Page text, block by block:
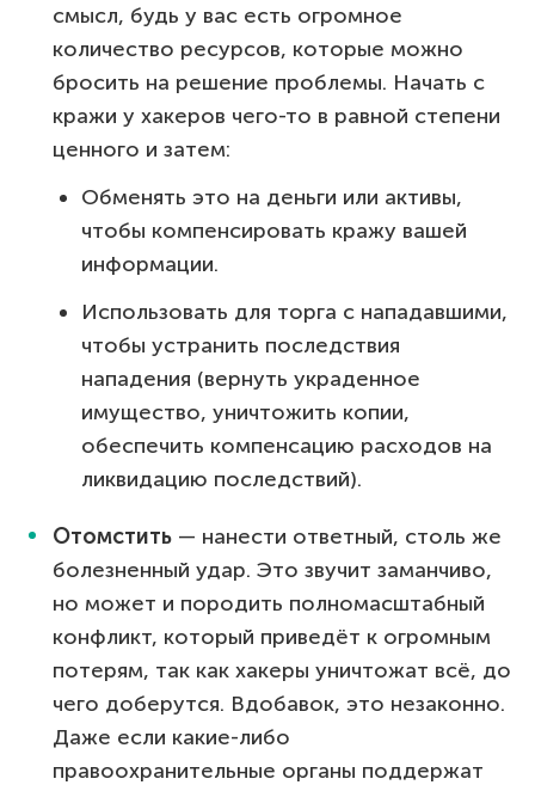
смысл, будь у вас есть огромное
количество ресурсов, которые можно
бросить на решение проблемы. Начать с
кражи у хакеров чего-то в равной степени
ценного и затем:
Обменять это на деньги или активы,
чтобы компенсировать кражу вашей
информации.
Использовать для торга с нападавшими,
чтобы устранить последствия
нападения (вернуть украденное
имущество, уничтожить копии,
обеспечить компенсацию расходов на
ликвидацию последствий).
Отомстить — нанести ответный, столь же
болезненный удар. Это звучит заманчиво,
но может и породить полномасштабный
конфликт, который приведёт к огромным
потерям, так как хакеры уничтожат всё, до
чего доберутся. Вдобавок, это незаконно.
Даже если какие-либо
правоохранительные органы поддержат